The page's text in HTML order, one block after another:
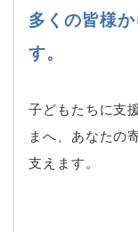
多くの皆様
す。
子どもたちに支
まへ、あなたの
支えます。